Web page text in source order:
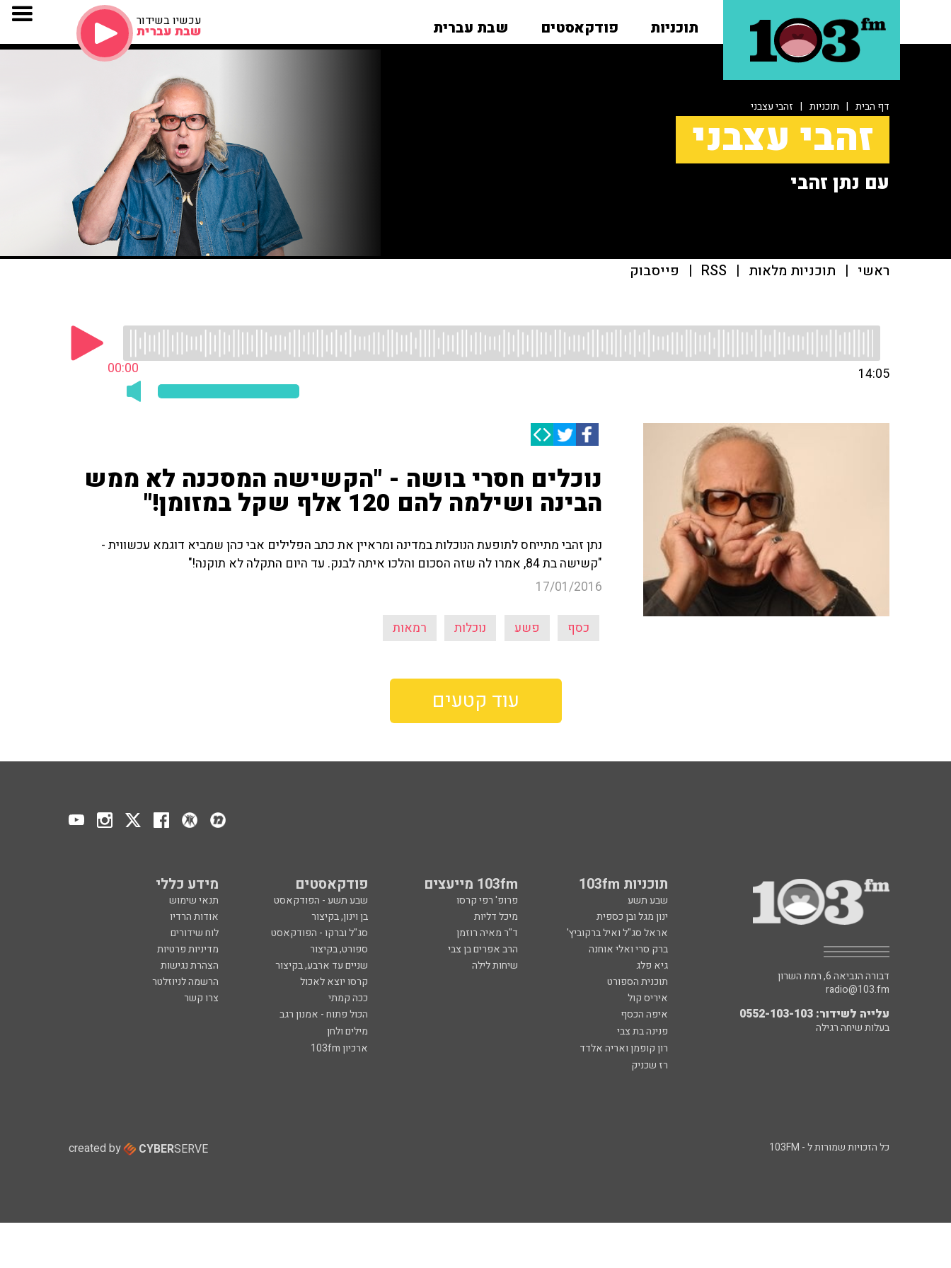
תוכניות פודקאסטים שבת עברית עכשיו בשידור
שבת עברית
דף הבית | תוכניות | זהבי עצבני
זהבי עצבני
עם נתן זהבי
ראשי | תוכניות מלאות |
RSS
| פייסבוק
00:00 14:05
נוכלים חסרי בושה - "הקשישה המסכנה לא ממש
הבינה ושילמה להם 120 אלף שקל במזומן!"
נתן זהבי מתייחס לתופעת הנוכלות במדינה ומראיין את כתב הפלילים אבי כהן שמביא דוגמא עכשווית -
"קשישה בת 84, אמרו לה שזה הסכום והלכו איתה לבנק. עד היום התקלה לא תוקנה!"
17/01/2016
כסף פשע נוכלות רמאות
עוד קטעים
תוכניות 103fm 103fm מייעצים פודקאסטים מידע כללי
שבע תשע פרופ' רפי קרסו שבע תשע - הפודקאסט
תנאי שימוש
ינון מגל ובן כספית
מיכל דליות בן וינון, בקיצור
אודות הרדיו
אראל סג"ל ואיל ברקוביץ'
ד"ר מאיה רוזמן סג"ל וברקו - הפודקאסט
לוח שידורים
ברק סרי ואלי אוחנה
הרב אפרים בן צבי ספורט, בקיצור
מדיניות פרטיות
גיא פלג
שיחות לילה שניים עד ארבע, בקיצור
הצהרת נגישות
תוכנית הספורט
קרסו יוצא לאכול
הרשמה לניוזלטר
איריס קול
ככה קמתי
צרו קשר
איפה הכסף
הכול פתוח - אמנון רגב
פנינה בת צבי
מילים ולחן
רון קופמן ואריה אלדד
ארכיון 103fm
רז שכניק
דבורה הנביאה 6, רמת השרון
radio@103.fm
עלייה לשידור: 0552-103-103
בעלות שיחה רגילה
כל הזכויות שמורות ל - 103FM created by CYBERSERVE